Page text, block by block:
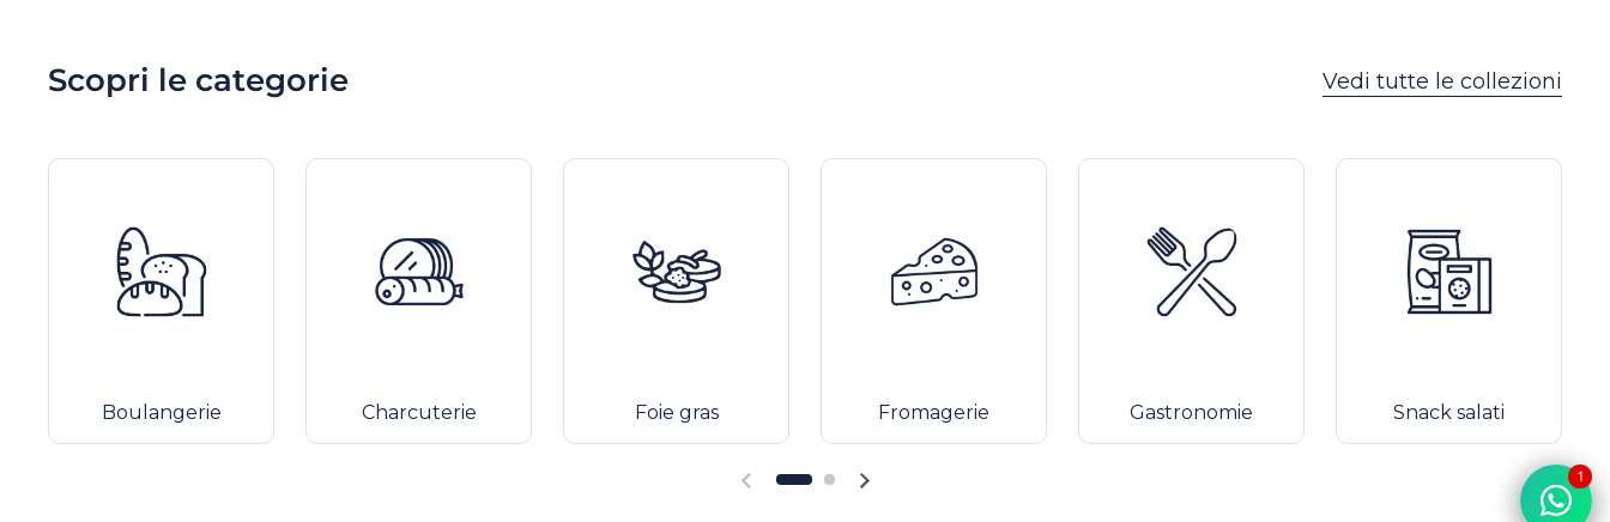
Scopri le categorie Vedi tutte le collezioni
Boulangerie Charcuterie Foie gras Fromagerie Gastronomie Snack salati
Diapositiva precedenteDiapositiva successiva
1